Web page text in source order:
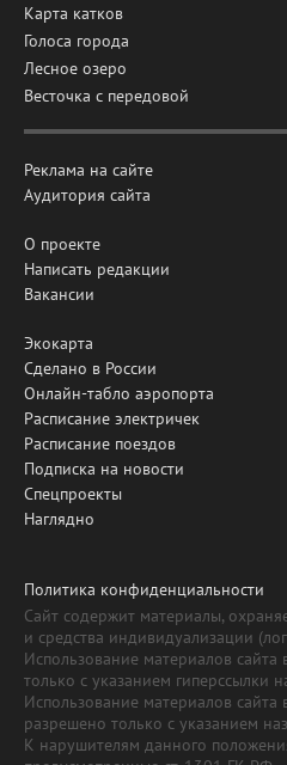
Карта катков
Голоса города
Лесное озеро
Весточка с передовой
Реклама на сайте
Аудитория сайта
О проекте
Написать редакции
Вакансии
Экокарта
Сделано в России
Онлайн-табло аэропорта
Расписание электричек
Расписание поездов
Подписка на новости
Спецпроекты
Наглядно
Политика конфиденциальности
Сайт содержит материалы,
и средства индивидуализации
Использование материалов
только с указанием гиперссылки
Использование материалов сайта
разрешено только с указанием
К нарушителям данного